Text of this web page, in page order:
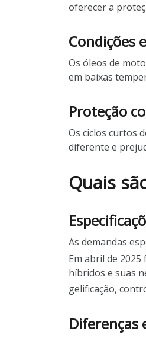
oferecer a
Condições
Os óleos de
em baixas
Proteção
Os ciclos curtos
diferente e
Quais
As demandas
Em abril de 2025
híbridos e suas
gelificação,
Diferenças